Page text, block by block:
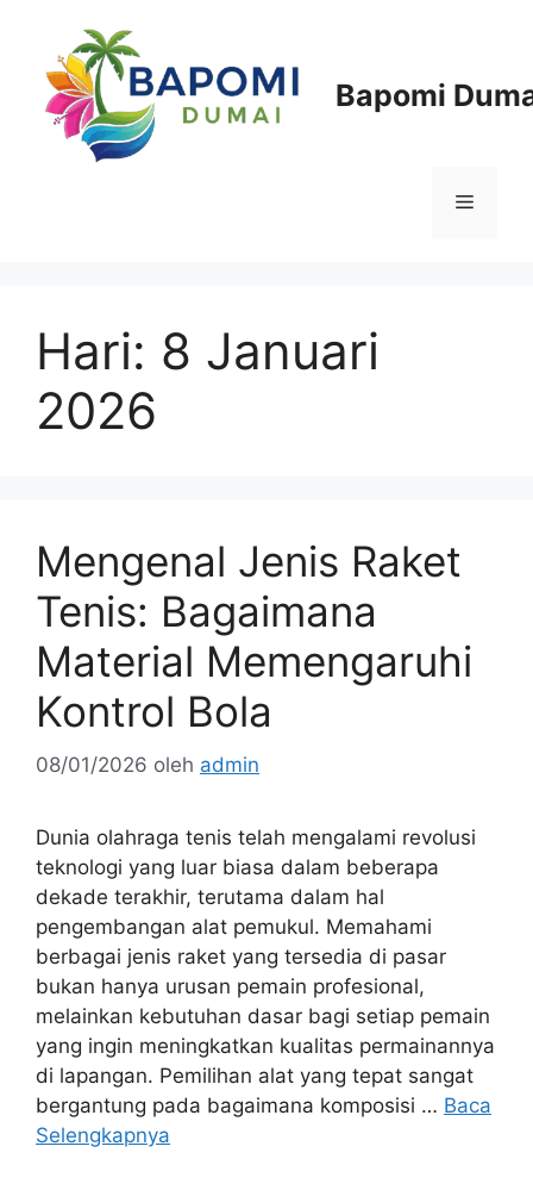
Bapomi
Menu
Hari: 8 Januari
2026
Mengenal Jenis Raket
Tenis: Bagaimana
Material Memengaruhi
Kontrol Bola
08/01/2026 oleh admin
Dunia olahraga tenis telah mengalami revolusi
teknologi yang luar biasa dalam beberapa
dekade terakhir, terutama dalam hal
pengembangan alat pemukul. Memahami
berbagai jenis raket yang tersedia di pasar
bukan hanya urusan pemain profesional,
melainkan kebutuhan dasar bagi setiap pemain
yang ingin meningkatkan kualitas permainannya
di lapangan. Pemilihan alat yang tepat sangat
bergantung pada bagaimana komposisi … Baca
Selengkapnya